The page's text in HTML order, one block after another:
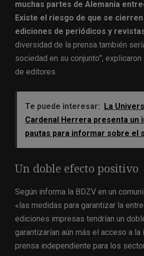
muchas partes de Alemania
Existe el riesgo de que se cierren
ediciones de periódicos y
diversidad de la prensa también
sociedad en su conjunto”,
de editores.
Te puede interesar: La
Cardenal Herrera presenta un
pautas para informar sobre el
Un doble efecto positivo
Según informa la BDZV en un
«las medidas para garantizar la
ediciones impresas tendrían un
garantizarían aún más el acceso a la
prensa independiente para los